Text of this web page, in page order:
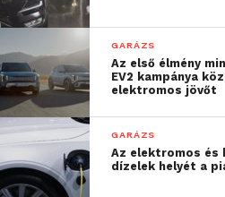
GARÁZS
Az első élmény
EV2 kampánya
elektromos jövőt
GARÁZS
Az elektromos és
dízelek helyét a